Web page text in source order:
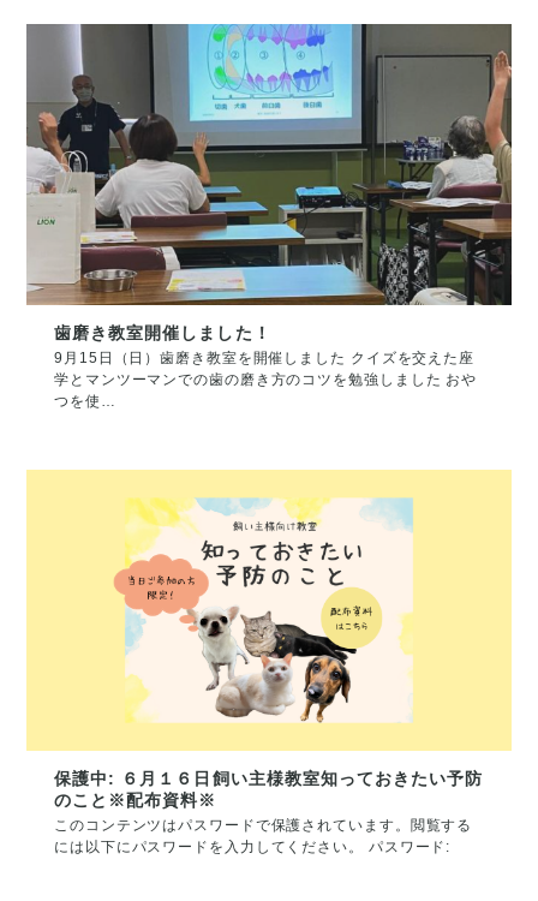
歯磨き教室開催しました！
9月15日（日）歯磨き教室を開催しました クイズを交えた座
学とマンツーマンでの歯の磨き方のコツを勉強しました おや
つを使…
保護中: ６月１６日飼い主様教室知っておきたい予防
のこと※配布資料※
このコンテンツはパスワードで保護されています。閲覧する
には以下にパスワードを入力してください。 パスワード: